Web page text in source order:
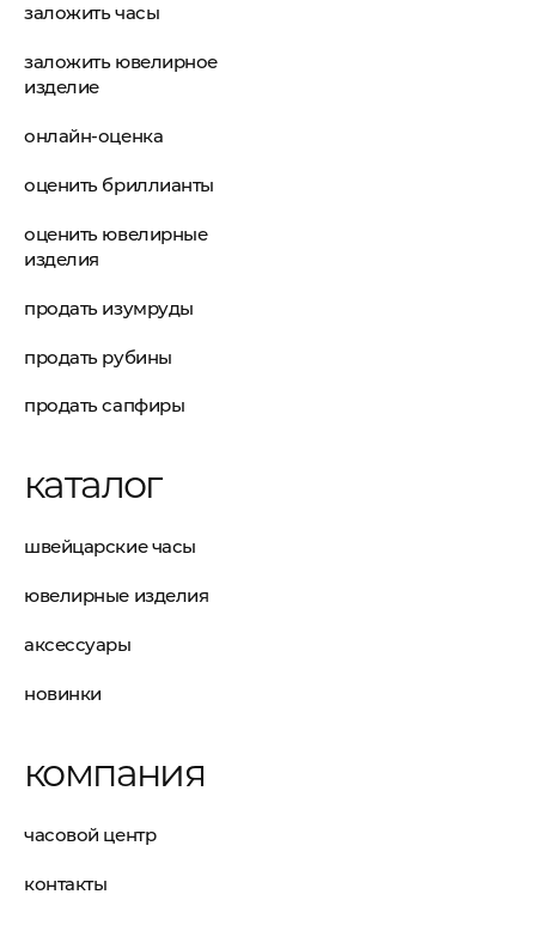
заложить часы
заложить ювелирное
изделие
онлайн-оценка
оценить бриллианты
оценить ювелирные
изделия
продать изумруды
продать рубины
продать сапфиры
каталог
швейцарские часы
ювелирные изделия
аксессуары
новинки
компания
часовой центр
контакты